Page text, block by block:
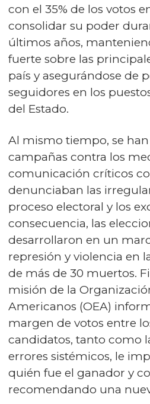
con el 35% de los votos
consolidar su poder
últimos años,
fuerte sobre las
país y asegurándose de
seguidores en los
del Estado.
Al mismo tiempo, se
campañas contra los
comunicación críticos
denunciaban las
proceso electoral y los
consecuencia, las
desarrollaron en un
represión y violencia en
de más de 30 muertos.
misión de la
Americanos (OEA)
margen de votos entre
candidatos, tanto como
errores sistémicos, le
quién fue el ganador y
recomendando una